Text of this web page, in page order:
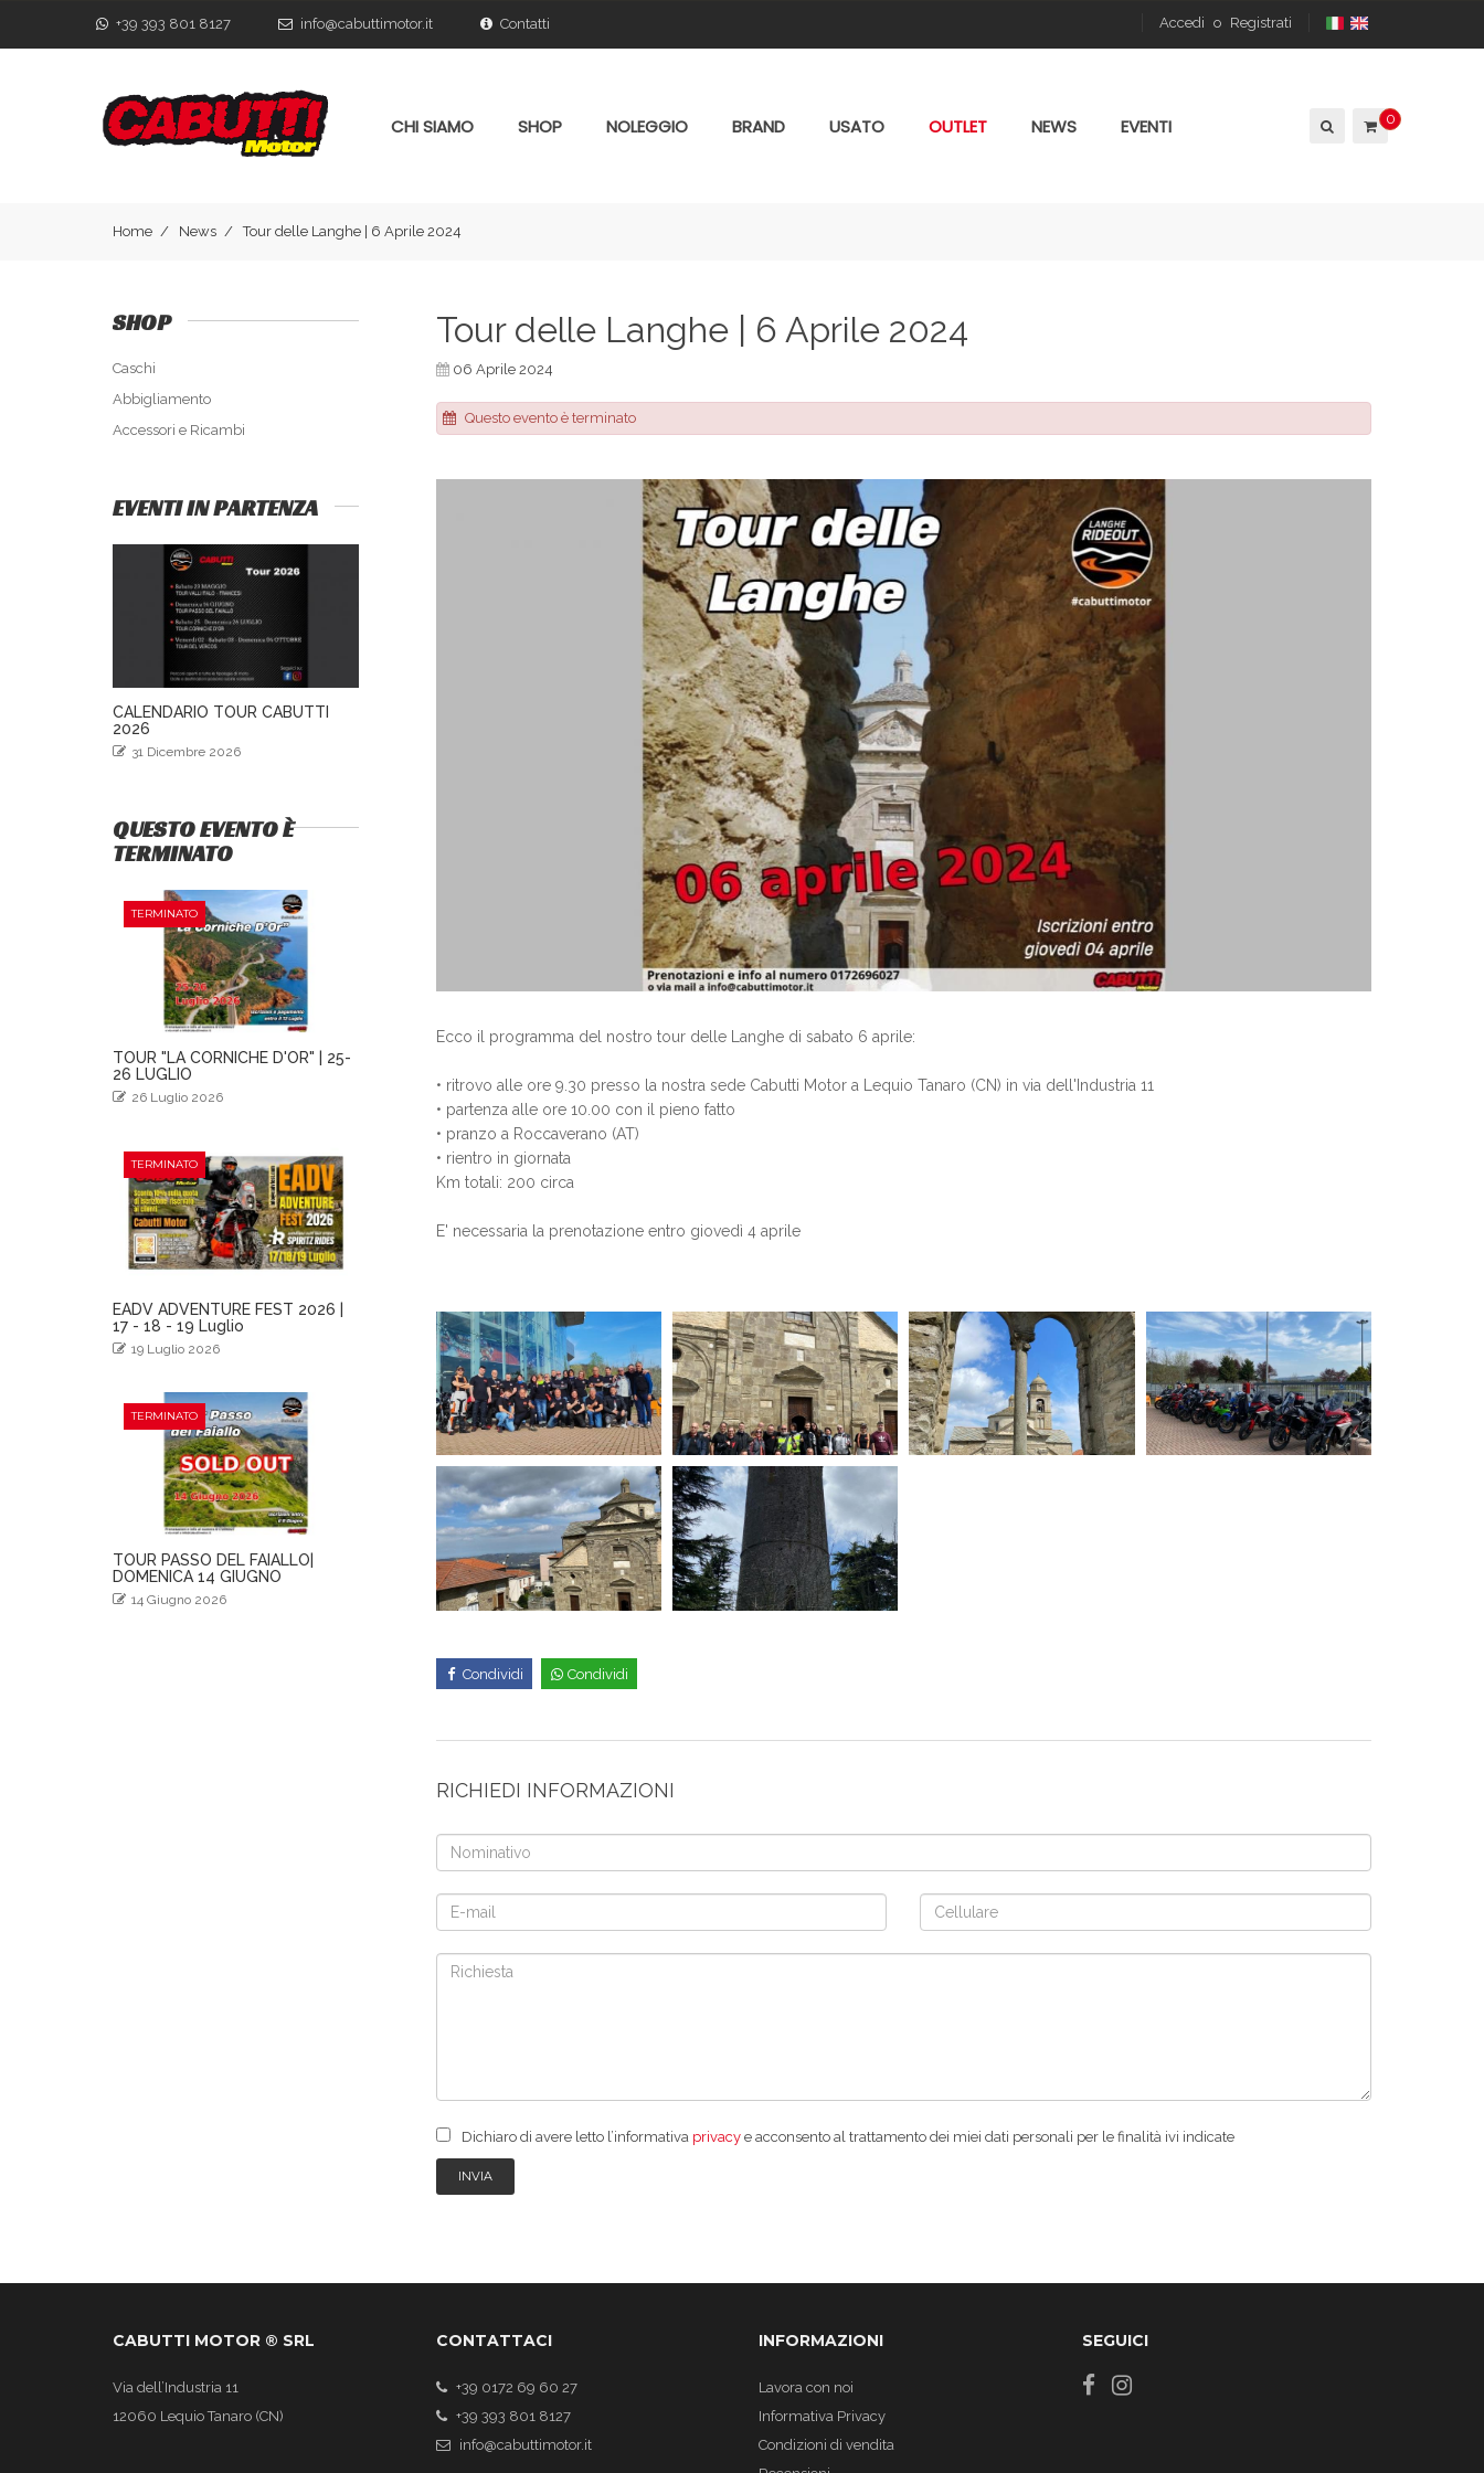
+39 393 801 8127 info@cabuttimotor.it Contatti Accedi o Registrati
0
CHI SIAMO SHOP NOLEGGIO BRAND USATO OUTLET NEWS EVENTI
Home News Tour delle Langhe | 6 Aprile 2024
SHOP
Caschi
Abbigliamento
Accessori e Ricambi
EVENTI IN PARTENZA
CALENDARIO TOUR CABUTTI
2026
31 Dicembre 2026
QUESTO EVENTO È
TERMINATO
TERMINATO
TOUR "LA CORNICHE D'OR" | 25-
26 LUGLIO
26 Luglio 2026
TERMINATO
EADV ADVENTURE FEST 2026 |
17 - 18 - 19 Luglio
19 Luglio 2026
TERMINATO
TOUR PASSO DEL FAIALLO|
DOMENICA 14 GIUGNO
14 Giugno 2026
Tour delle Langhe | 6 Aprile 2024
06 Aprile 2024
Questo evento è terminato
Ecco il programma del nostro tour delle Langhe di sabato 6 aprile:
• ritrovo alle ore 9.30 presso la nostra sede Cabutti Motor a Lequio Tanaro (CN) in via dell'Industria 11
• partenza alle ore 10.00 con il pieno fatto
• pranzo a Roccaverano (AT)
• rientro in giornata
Km totali: 200 circa
E' necessaria la prenotazione entro giovedì 4 aprile
Condividi Condividi
RICHIEDI INFORMAZIONI
Dichiaro di avere letto l’informativa privacye acconsento al trattamento dei miei dati personali per le finalità ivi indicate
INVIA
CABUTTI MOTOR ® SRL
Via dell’Industria 11
12060 Lequio Tanaro (CN)
CONTATTACI
+39 0172 69 60 27
+39 393 801 8127
info@cabuttimotor.it
INFORMAZIONI
Lavora con noi
Informativa Privacy
Condizioni di vendita
SEGUICI